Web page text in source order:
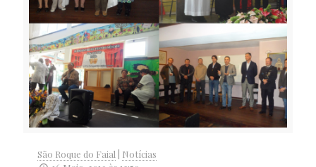
São Roque do Faial
Notícias